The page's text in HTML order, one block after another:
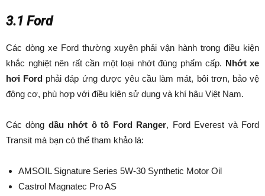
3.1 Ford
Các dòng xe Ford thường xuyên phải vận hành trong điều kiện
khắc nghiệt nên rất cần một loại nhớt đúng phẩm cấp. Nhớt xe
hơi Ford phải đáp ứng được yêu cầu làm mát, bôi trơn, bảo vệ
động cơ, phù hợp với điều kiện sử dụng và khí hậu Việt Nam.
Các dòng dầu nhớt ô tô Ford Ranger, Ford Everest và Ford
Transit mà bạn có thể tham khảo là:
AMSOIL Signature Series 5W-30 Synthetic Motor Oil
Castrol Magnatec Pro AS